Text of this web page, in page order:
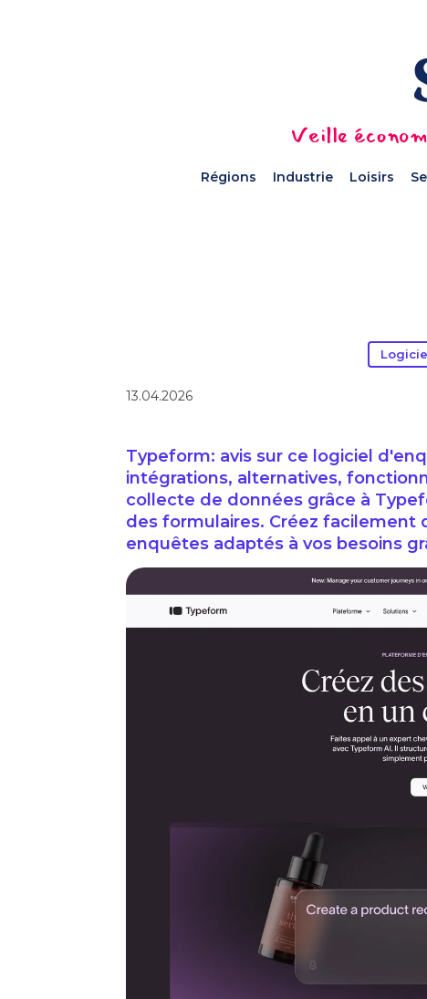
Veille
Régions Industrie Loisirs
13.04.2026
Typeform: avis sur ce logiciel
intégrations, alternatives,
collecte de données grâce à
des formulaires. Créez facilement
enquêtes adaptés à vos besoins